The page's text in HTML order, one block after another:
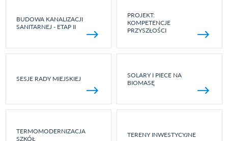
BUDOWA KANALIZACJI
SANITARNEJ - ETAP II
PROJEKT:
KOMPETENCJE
PRZYSZŁOŚCI
SESJE RADY MIEJSKIEJ
SOLARY I PIECE NA
BIOMASĘ
TERMOMODERNIZACJA
SZKÓŁ
TERENY INWESTYCYJNE